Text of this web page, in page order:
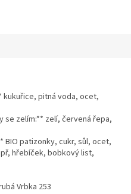
kukuřice, pitná voda, ocet,
se zelím:** zelí, červená řepa,
BIO patizonky, cukr, sůl, ocet,
hřebíček, bobkový list,
Vrbka 253